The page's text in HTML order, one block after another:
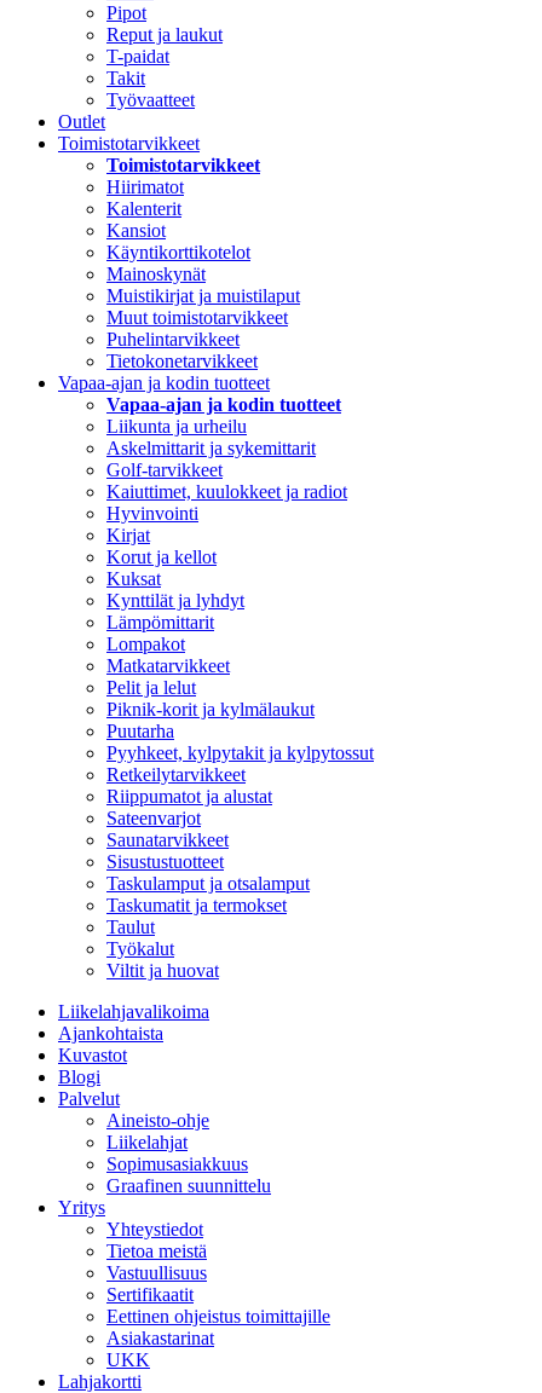
Pipot
Reput ja laukut
T-paidat
Takit
Työvaatteet
Outlet
Toimistotarvikkeet
Toimistotarvikkeet
Hiirimatot
Kalenterit
Kansiot
Käyntikorttikotelot
Mainoskynät
Muistikirjat ja muistilaput
Muut toimistotarvikkeet
Puhelintarvikkeet
Tietokonetarvikkeet
Vapaa-ajan ja kodin tuotteet
Vapaa-ajan ja kodin tuotteet
Liikunta ja urheilu
Askelmittarit ja sykemittarit
Golf-tarvikkeet
Kaiuttimet, kuulokkeet ja radiot
Hyvinvointi
Kirjat
Korut ja kellot
Kuksat
Kynttilät ja lyhdyt
Lämpömittarit
Lompakot
Matkatarvikkeet
Pelit ja lelut
Piknik-korit ja kylmälaukut
Puutarha
Pyyhkeet, kylpytakit ja kylpytossut
Retkeilytarvikkeet
Riippumatot ja alustat
Sateenvarjot
Saunatarvikkeet
Sisustustuotteet
Taskulamput ja otsalamput
Taskumatit ja termokset
Taulut
Työkalut
Viltit ja huovat
Liikelahjavalikoima
Ajankohtaista
Kuvastot
Blogi
Palvelut
Aineisto-ohje
Liikelahjat
Sopimusasiakkuus
Graafinen suunnittelu
Yritys
Yhteystiedot
Tietoa meistä
Vastuullisuus
Sertifikaatit
Eettinen ohjeistus toimittajille
Asiakastarinat
UKK
Lahjakortti